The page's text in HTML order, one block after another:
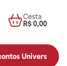
Cesta
R$ 0,00
Univers